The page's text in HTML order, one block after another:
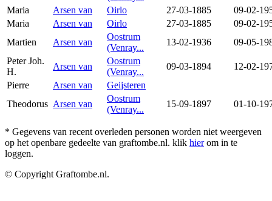
Maria
Arsen van Oirlo 27-03-1885
09-02-
Maria
Arsen van Oirlo 27-03-1885
09-02-
Martien
Arsen van
Oostrum
(Venray...
13-02-1936
09-05-
Peter Joh.
H.
Arsen van
Oostrum
(Venray...
09-03-1894
12-02-
Pierre
Arsen van
Geijsteren
Theodorus Arsen van
Oostrum
(Venray...
15-09-1897 01-10-
* Gegevens van recent overleden personen worden niet weergeven
op het openbare gedeelte van graftombe.nl. klik hierom in te
loggen.
© Copyright Graftombe.nl.